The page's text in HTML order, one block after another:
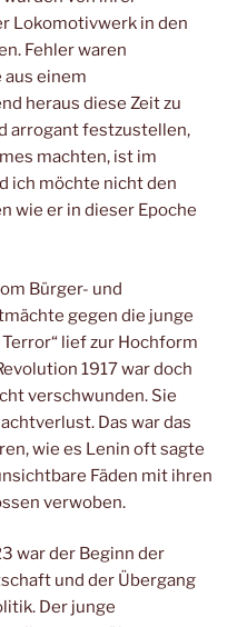
Lokomotivwerk in den
Fehler waren
einem
heraus diese Zeit zu
arrogant festzustellen,
machten, ist im
ich möchte nicht den
wie er in dieser Epoche
Bürger- und
gegen die junge
lief zur Hochform
1917 war doch
verschwunden. Sie
Das war das
wie es Lenin oft sagte
Fäden mit ihren
verwoben.
war der Beginn der
und der Übergang
Der junge